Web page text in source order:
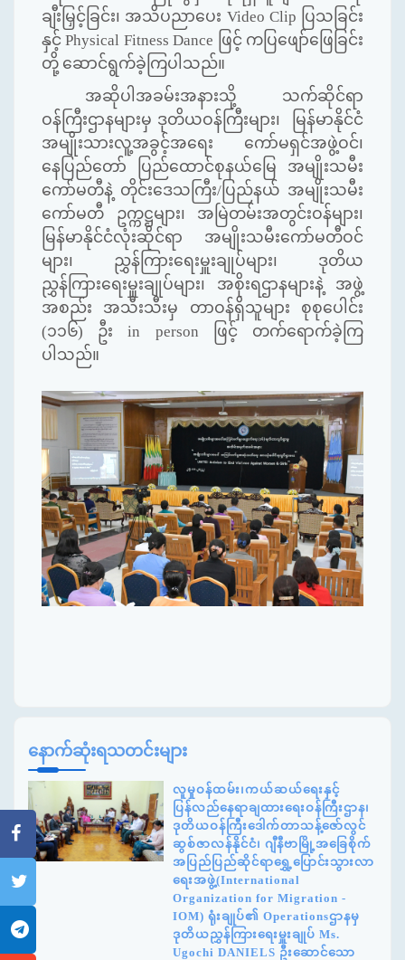
ချီးမြှင့်ခြင်း၊ အသိပညာပေး Video Clip ပြသခြင်း
နှင့်Physical Fitness Dance ဖြင့် ကပြဖျော်ဖြေခြင်း
တို့ ဆောင်ရွက်ခဲ့ကြပါသည်။
အဆိုပါအခမ်းအနားသို့ သက်ဆိုင်ရာ
ဝန်ကြီးဌာနများမှ ဒုတိယဝန်ကြီးများ၊ မြန်မာနိုင်ငံ
အမျိုးသားလူ့အခွင့်အရေး ကော်မရှင်အဖွဲ့ဝင်၊
နေပြည်တော် ပြည်ထောင်စုနယ်မြေ အမျိုးသမီး
ကော်မတီနဲ့ တိုင်းဒေသကြီး/ပြည်နယ် အမျိုးသမီး
ကော်မတီ ဥက္ကဋ္ဌများ၊ အမြဲတမ်းအတွင်းဝန်များ၊
မြန်မာနိုင်ငံလုံးဆိုင်ရာ အမျိုးသမီးကော်မတီဝင်
များ၊ ညွှန်ကြားရေးမှူးချုပ်များ၊ ဒုတိယ
ညွှန်ကြားရေးမှူးချုပ်များ၊ အစိုးရဌာနများနဲ့ အဖွဲ့
အစည်း အသီးသီးမှ တာဝန်ရှိသူများ စုစုပေါင်း
(၁၁၆) ဦးin person
ဖြင့် တက်ရောက်ခဲ့ကြ
ပါသည်။
နောက်ဆုံးရသတင်းများ
လူမှုဝန်ထမ်း၊ကယ်ဆယ်ရေးနှင့်
ပြန်လည်နေရာချထားရေးဝန်ကြီးဌာန၊
ဒုတိယဝန်ကြီးဒေါက်တာသန့်ဇော်လွင်
ဆွစ်ဇာလန်နိုင်ငံ၊ ဂျီနီဗာမြို့အခြေစိုက်
အပြည်ပြည်ဆိုင်ရာရွှေ့ပြောင်းသွားလာ
ရေးအဖွဲ့(International
Organization for Migration -
IOM) ရုံးချုပ်၏ Operationsဌာနမှ
ဒုတိယညွှန်ကြားရေးမှူးချုပ် Ms.
Ugochi DANIELS ဦးဆောင်သော